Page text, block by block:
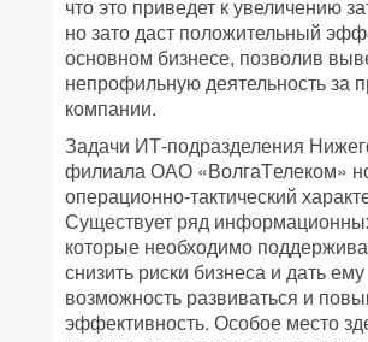
что это приведет к увеличению
но зато даст положительный
основном бизнесе, позволив
непрофильную деятельность за
компании.
Задачи ИТ-подразделения
филиала ОАО «ВолгаTелеком»
операционно-тактический
Существует ряд
которые необходимо
снизить риски бизнеса и дать ему
возможность развиваться и
эффективность. Особое место